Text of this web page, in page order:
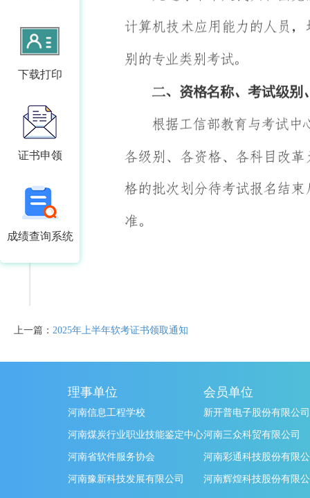
下载打印
证书申领
成绩查询系统
上一篇： 2025年上半年软考证书领取通知
理事单位
河南信息工程学校
河南煤炭行业职业技能鉴定中心
河南省软件服务协会
河南豫新科技发展有限公司
会员单位
新开普电子股份有限公司
河南三众科贸有限公司
河南彩通科技股份有限
河南辉煌科技股份有限